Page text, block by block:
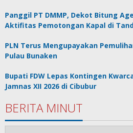
Panggil PT DMMP, Dekot Bitung
Aktifitas Pemotongan Kapal di
PLN Terus Mengupayakan
Pulau Bunaken
Bupati FDW Lepas Kontingen
Jamnas XII 2026 di Cibubur
BERITA MINUT